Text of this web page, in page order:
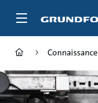
Connaissance